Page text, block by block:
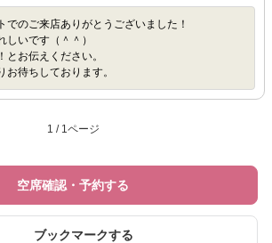
でのご来店ありがとうございました！
いです（＾＾）
お伝えください。
お待ちしております。
1 / 1ページ
空席確認・予約する
ブックマークする